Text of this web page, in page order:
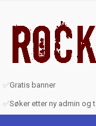
✅Gratis banner
✅Søker etter ny admin og